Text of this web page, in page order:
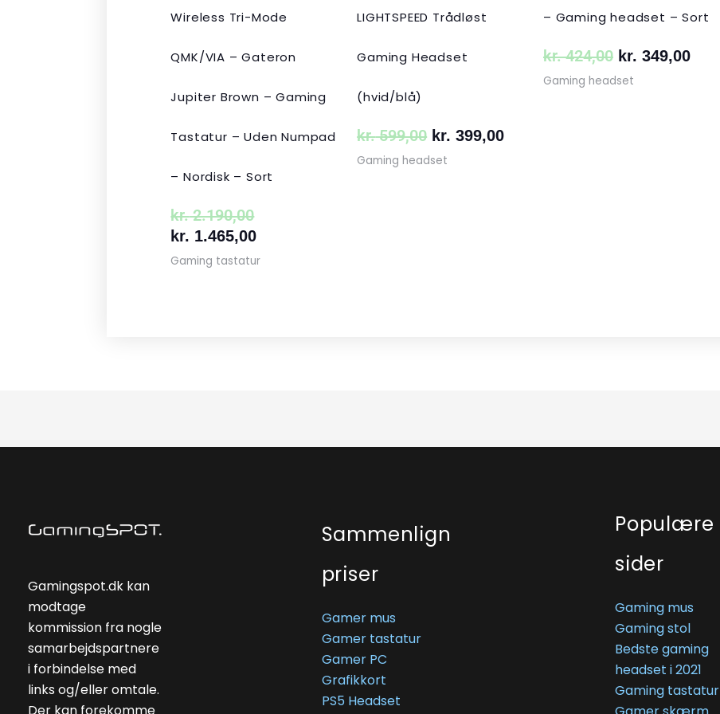
Wireless Tri-Mode
QMK/VIA – Gateron
Jupiter Brown – Gaming
Tastatur – Uden Numpad
– Nordisk – Sort
kr.2.190,00
kr. 1.465,00
Gaming tastatur
LIGHTSPEED Trådløst
Gaming Headset
(hvid/blå)
kr.599,00 kr. 399,00
Gaming headset
– Gaming headset – Sort
kr.424,00 kr. 349,00
Gaming headset
Gamingspot.dk kan
modtage
kommission fra nogle
samarbejdspartnere
i forbindelse med
links og/eller omtale.
Sammenlign
priser
Gamer mus
Gamer tastatur
Gamer PC
Grafikkort
PS5 Headset
Populære
sider
Gaming mus
Gaming stol
Bedste gaming
headset i 2021
Gaming tastatur